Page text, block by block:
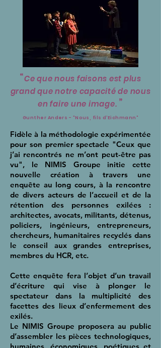
“Ce que nous faisons est plus
grand que notre capacité de nous
en faire une image. ”
Gunther Anders - "Nous, fils d’Eichmann"
Fidèle à la méthodologie expérimentée
pour son premier spectacle "Ceux que
j’ai rencontrés ne m’ont peut-être pas
vu", le NIMIS Groupe initie cette
nouvelle création à travers une
enquête au long cours, à la rencontre
de divers acteurs de l’accueil et de la
rétention des personnes exilées :
architectes, avocats, militants, détenus,
policiers, ingénieurs, entrepreneurs,
chercheurs, humanitaires recyclés dans
le conseil aux grandes entreprises,
membres du HCR, etc.
Cette enquête fera l’objet d’un travail
d’écriture qui vise à plonger le
spectateur dans la multiplicité des
facettes des lieux d’enfermement des
exilés.
Le NIMIS Groupe proposera au public
d’assembler les pièces technologiques,